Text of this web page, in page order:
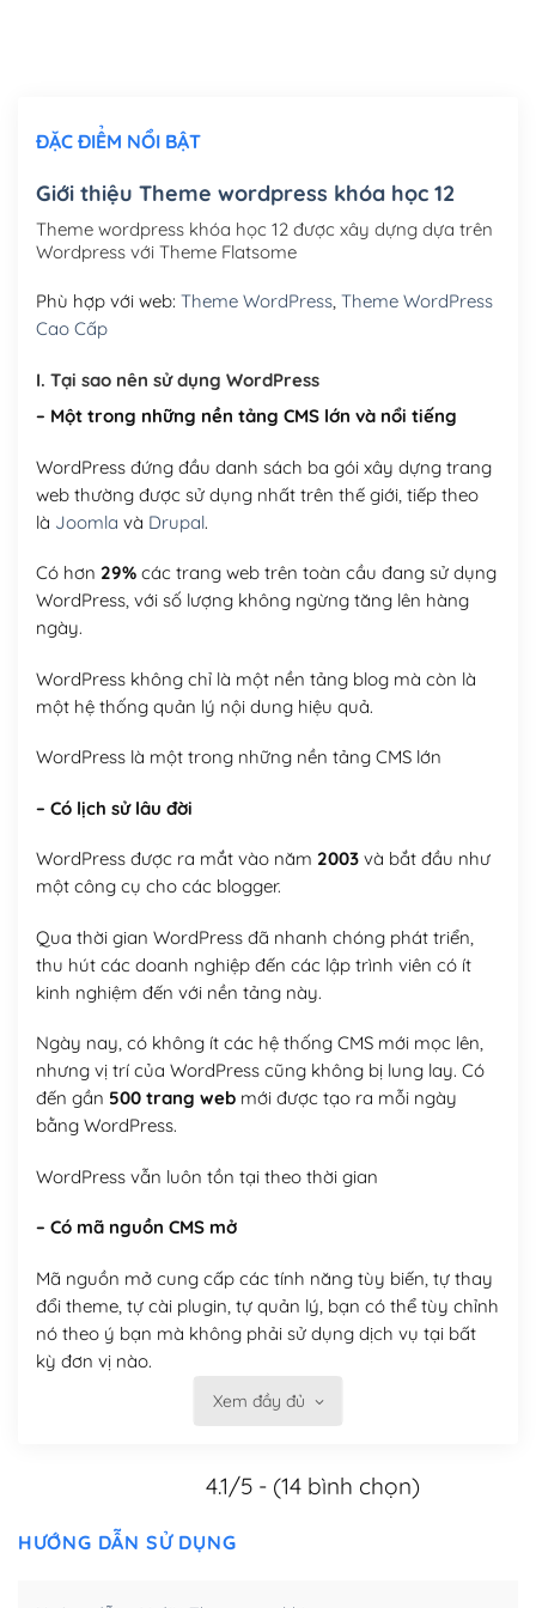
Mua thêm Host + Tên miền
Tên miền quốc tế .com .net .org (1 năm)
Tên miền Việt Nam .vn (1 năm)(+550,000₫)
Hosting 3GB SSD (1 năm)
Hosting 5GB SSD (1 năm)
Hosting 8GB SSD (1 năm) (+950,000₫)
ĐẶC ĐIỂM NỔI BẬT
Giới thiệu Theme wordpress khóa học 12
Theme wordpress khóa học 12 được xây dựng dựa trên
Wordpress với Theme Flatsome
Phù hợp với web: Theme WordPress, Theme WordPress
Cao Cấp
I. Tại sao nên sử dụng WordPress
– Một trong những nền tảng CMS lớn và nổi tiếng
WordPress đứng đầu danh sách ba gói xây dựng trang
web thường được sử dụng nhất trên thế giới, tiếp theo
là Joomla và Drupal.
Có hơn 29%các trang web trên toàn cầu đang sử dụng
WordPress, với số lượng không ngừng tăng lên hàng
ngày.
WordPress không chỉ là một nền tảng blog mà còn là
một hệ thống quản lý nội dung hiệu quả.
WordPress là một trong những nền tảng CMS lớn
– Có lịch sử lâu đời
WordPress được ra mắt vào năm 2003và bắt đầu như
một công cụ cho các blogger.
Qua thời gian WordPress đã nhanh chóng phát triển,
thu hút các doanh nghiệp đến các lập trình viên có ít
kinh nghiệm đến với nền tảng này.
Ngày nay, có không ít các hệ thống CMS mới mọc lên,
nhưng vị trí của WordPress cũng không bị lung lay. Có
đến gần 500 trang webmới được tạo ra mỗi ngày
bằng WordPress.
WordPress vẫn luôn tồn tại theo thời gian
– Có mã nguồn CMS mở
Mã nguồn mở cung cấp các tính năng tùy biến, tự thay
đổi theme, tự cài plugin, tự quản lý, bạn có thể tùy chỉnh
nó theo ý bạn mà không phải sử dụng dịch vụ tại bất
kỳ đơn vị nào.
Việc của bạn là đăng ký một tên miền và hosting để
Có thể tùy biến trên website WordPress
– Thân thiện với công cụ tìm kiếm
Xem đầy đủ
4.1/5 - (14 bình chọn)
HƯỚNG DẪN SỬ DỤNG